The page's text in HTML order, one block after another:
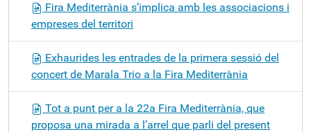
Fira Mediterrània s’implica amb les associacions i
empreses del territori
Exhaurides les entrades de la primera sessió del
concert de Marala Trio a la Fira Mediterrània
Tot a punt per a la 22a Fira Mediterrània, que
proposa una mirada a l’arrel que parli del present